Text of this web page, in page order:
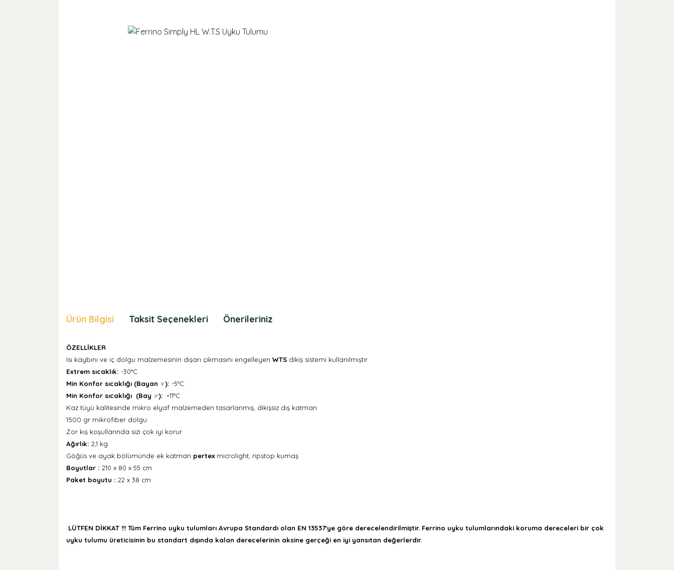
Ürün Bilgisi Taksit Seçenekleri Önerileriniz
ÖZELLİKLER
Isı kaybını ve iç dolgu malzemesinin dışarı çıkmasını engelleyen WTS dikiş sistemi kullanılmıştır
Extrem sıcaklık: -30°C
Min Konfor sıcaklığı (Bayan ♀): -5°C
Min Konfor sıcaklığı (Bay ♂): -11°C
Kaz tüyü kalitesinde mikro elyaf malzemeden tasarlanmış, dikişsiz dış katman
1500 gr mikrofiber dolgu
Zor kış koşullarında sizi çok iyi korur
Ağırlık: 2,1 kg
Göğüs ve ayak bölümünde ek katman pertexmicrolight, ripstop kumaş
Boyutlar : 210 x 80 x 55 cm
Paket boyutu : 22 x 38 cm
LÜTFEN DİKKAT !!! Tüm Ferrino uyku tulumları Avrupa Standardı olan EN 13537'ye göre derecelendirilmiştir. Ferrino uyku tulumlarındaki koruma dereceleri bir çok
uyku tulumu üreticisinin bu standart dışında kalan derecelerinin aksine gerçeği en iyi yansıtan değerlerdir.